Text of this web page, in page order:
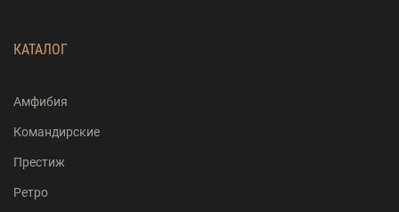
КАТАЛОГ
Амфибия
Командирские
Престиж
Ретро